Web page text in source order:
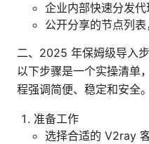
企业内部快速分发代
公开分享的节点列
二、2025 年保姆级导入
以下步骤是一个实操清单
程强调简便、稳定和安全。
准备工作
选择合适的 V2ray